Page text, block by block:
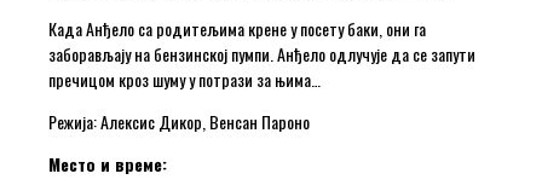
Када Анђело са родитељима крене у посету баки, они га
заборављају на бензинској пумпи. Анђело одлучује да се запути
пречицом кроз шуму у потрази за њима…
Режија: Алексис Дикор, Венсан Пароно
Место и време: